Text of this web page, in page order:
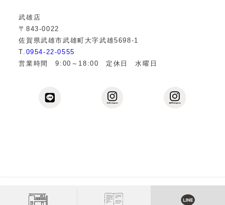
武雄店
〒843-0022
佐賀県武雄市武雄町大字武雄5698-1
T. 0954-22-0555
営業時間 9:00～18:00 定休日 水曜日
Copyright © 2013 佐賀の注文住宅なら伊万里・武雄の工務